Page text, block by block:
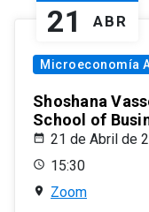
21 ABR
Microeconomía
Shoshana
School of
21 de Abril de
15:30
Zoom